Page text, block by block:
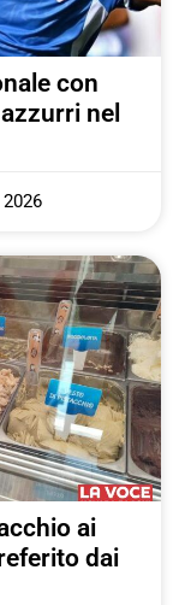
con
nel
ai
dai